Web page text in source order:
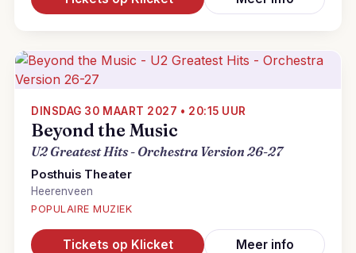
DINSDAG 30 MAART 2027 • 20:15 UUR
Beyond the Music
U2 Greatest Hits - Orchestra Version 26-27
Posthuis Theater
Heerenveen
POPULAIRE MUZIEK
Tickets op Klicket Meer info